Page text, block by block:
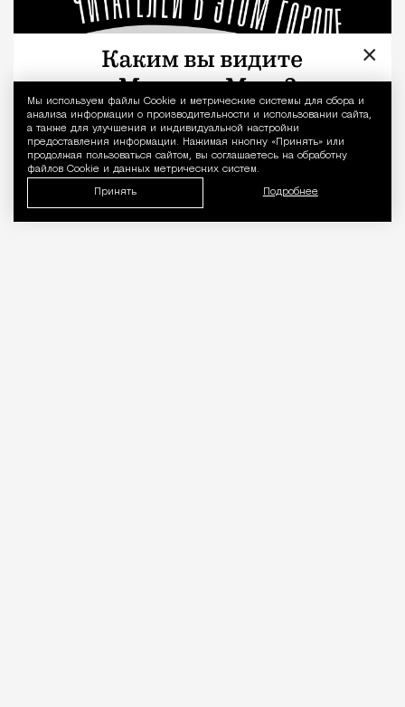
Уведомление
Мы используем файлы Сookie и метрические системы для сбора и
анализа информации о производительности и использовании сайта,
а также для улучшения и индивидуальной настройки
предоставления информации. Нажимая кнопку «Принять» или
продолжая пользоваться сайтом, вы соглашаетесь на обработку
файлов Cookie и данных метрических систем.
Принять Подробнее
×